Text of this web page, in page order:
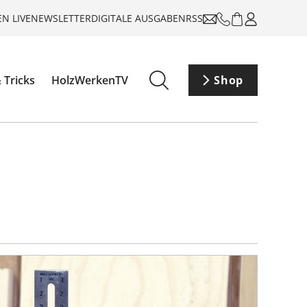
LIVENEWSLETTERDIGITALE AUSGABENRSS
Tricks HolzWerkenTV Shop